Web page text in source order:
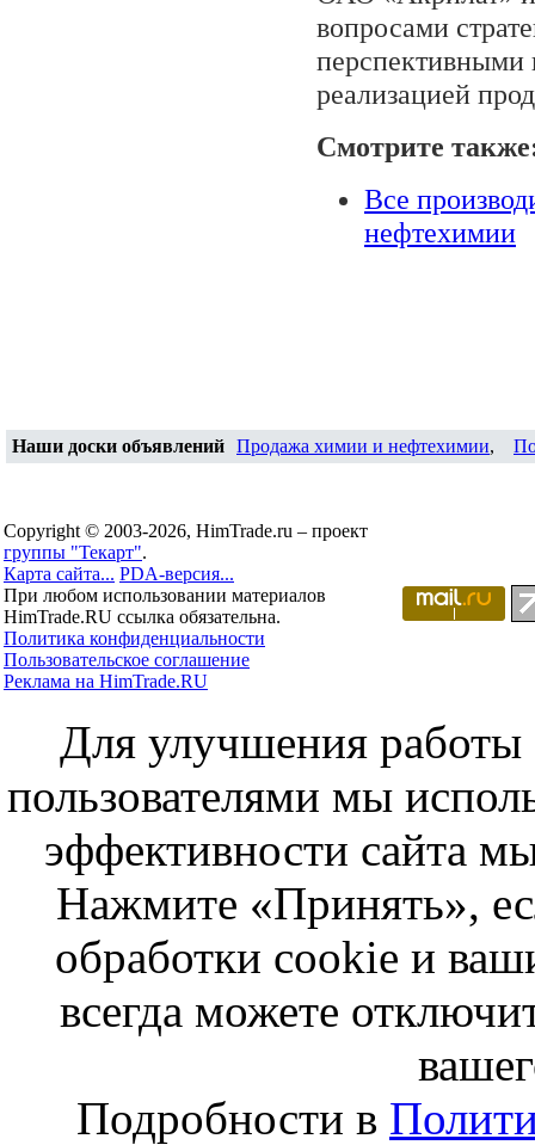
вопросами
перспективными
реализацией
Смотрите
Все
нефтехимии
Наши доски объявлений Продажа химии и нефтехимии,
Copyright © 2003-2026, HimTrade.ru – проект
группы "Текарт".
Карта сайта... PDA-версия...
При любом использовании материалов
HimTrade.RU ссылка обязательна.
Политика конфиденциальности
Пользовательское соглашение
Реклама на HimTrade.RU
Для улучшения работы
пользователями мы
эффективности сайта
Нажмите «Принять»,
обработки cookie и
всегда можете
Подробности в